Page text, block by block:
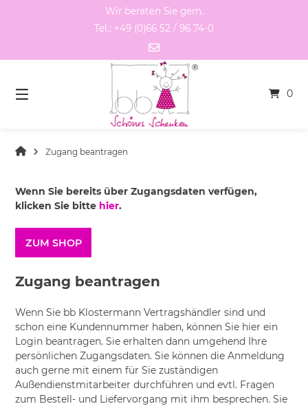
Wir beraten Sie gern.
Tel.: +49 (0)66 52 / 96 74-0
0
Zugang beantragen
Wenn Sie bereits über Zugangsdaten verfügen,
klicken Sie bitte hier.
ZUM SHOP
Zugang beantragen
Wenn Sie bb Klostermann Vertragshändler sind und
schon eine Kundennummer haben, können Sie hier ein
Login beantragen. Sie erhalten dann umgehend Ihre
persönlichen Zugangsdaten. Sie können die Anmeldung
auch gerne mit einem für Sie zuständigen
Außendienstmitarbeiter durchführen und evtl. Fragen
zum Bestell- und Liefervorgang mit ihm besprechen. Sie